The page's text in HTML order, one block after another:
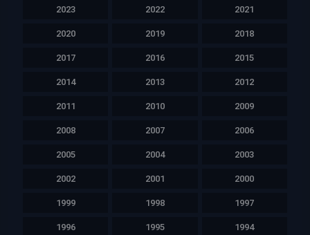
2023 2022 2021
2020 2019 2018
2017 2016 2015
2014 2013 2012
2011 2010 2009
2008 2007 2006
2005 2004 2003
2002 2001 2000
1999 1998 1997
1996 1995 1994